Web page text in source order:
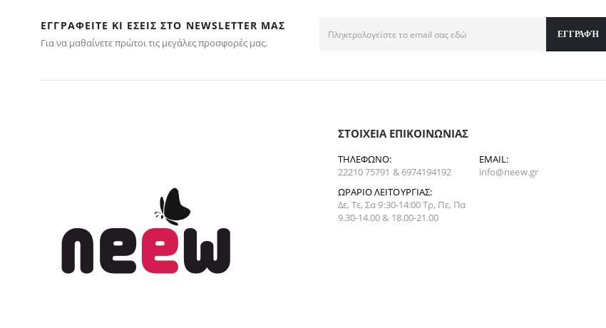
ΕΓΓΡΑΦΕΊΤΕ ΚΙ ΕΣΕΊΣ ΣΤΟ NEWSLETTER ΜΑΣ
Για να μαθαίνετε πρώτοι τις μεγάλες προσφορές μας.
ΣΤΟΙΧΕΊΑ ΕΠΙΚΟΙΝΩΝΊΑΣ
ΤΗΛΈΦΩΝΟ:
22210 75791 & 6974194192
EMAIL:
info@neew.gr
ΩΡΆΡΙΟ ΛΕΙΤΟΥΡΓΊΑΣ:
Δε, Τε, Σα 9:30-14:00 Τρ, Πε, Πα
9.30-14.00 & 18.00-21.00